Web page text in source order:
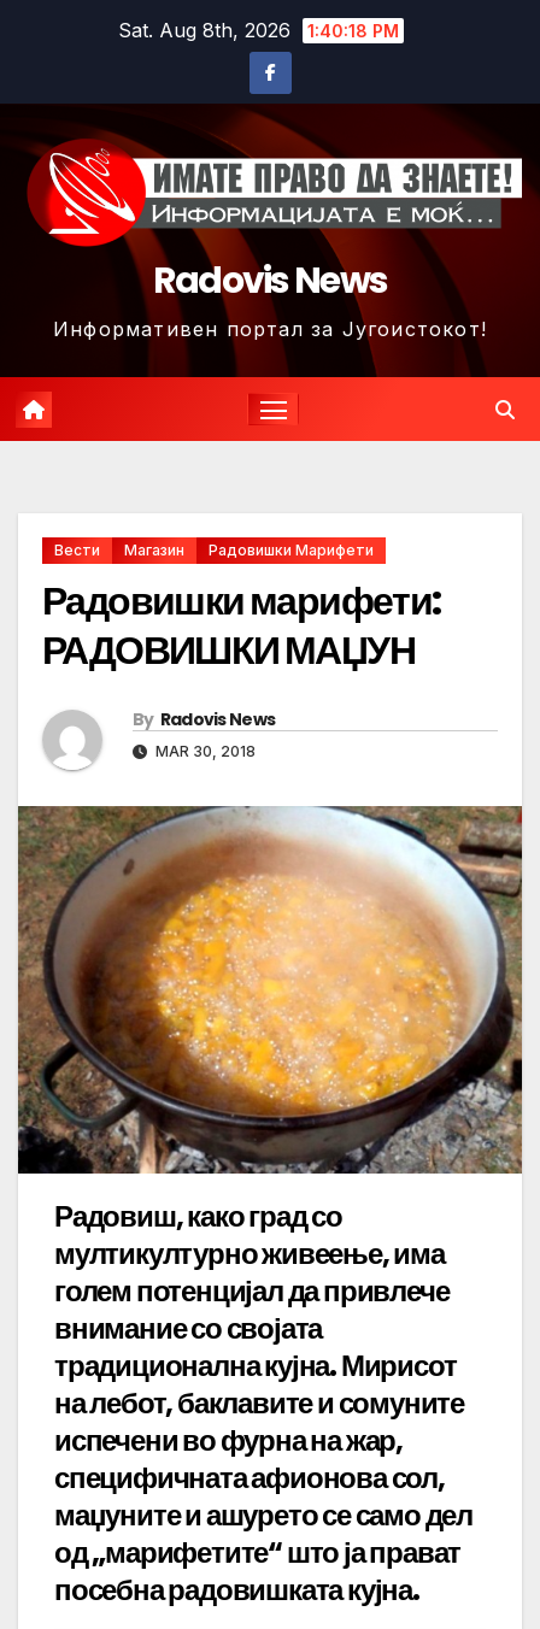
Sat. Aug 8th, 2026 1:40:21 PM
Radovis News
Информативен портал за Југоистокот!
Вести Магазин Радовишки Марифети
Радовишки марифети:
РАДОВИШКИ МАЏУН
By Radovis News
MAR 30, 2018
Радовиш, како град со
мултикултурно живеење, има
голем потенцијал да привлече
внимание со својата
традиционална кујна. Мирисот
на лебот, баклавите и сомуните
испечени во фурна на жар,
специфичната афионова сол,
маџуните и ашурето се само дел
од „марифетите“ што ја прават
посебна радовишката кујна.